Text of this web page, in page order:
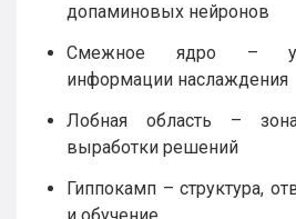
допаминовых нейронов
Смежное ядро –
информации наслаждения
Лобная область –
выработки решений
Гиппокамп – структура,